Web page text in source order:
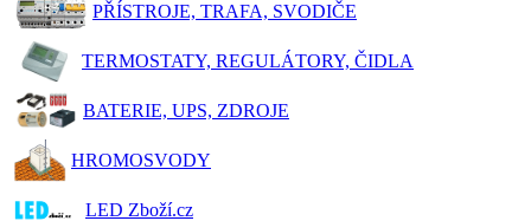
PŘÍSTROJE, TRAFA, SVODIČE
TERMOSTATY, REGULÁTORY, ČIDLA
BATERIE, UPS, ZDROJE
HROMOSVODY
LED Zboží.cz